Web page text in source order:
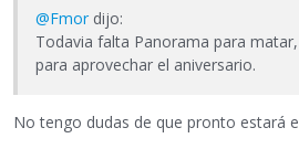
@Fmor dijo:
Todavia falta Panorama para
para aprovechar el aniversario.
No tengo dudas de que pronto estará